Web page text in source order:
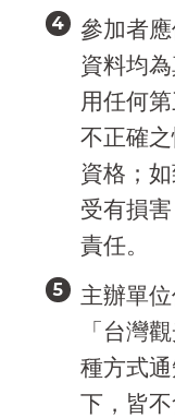
參加者
資料均
用任何
不正確
資格；
受有損
責任。
主辦單
「台灣
種方式
下，皆